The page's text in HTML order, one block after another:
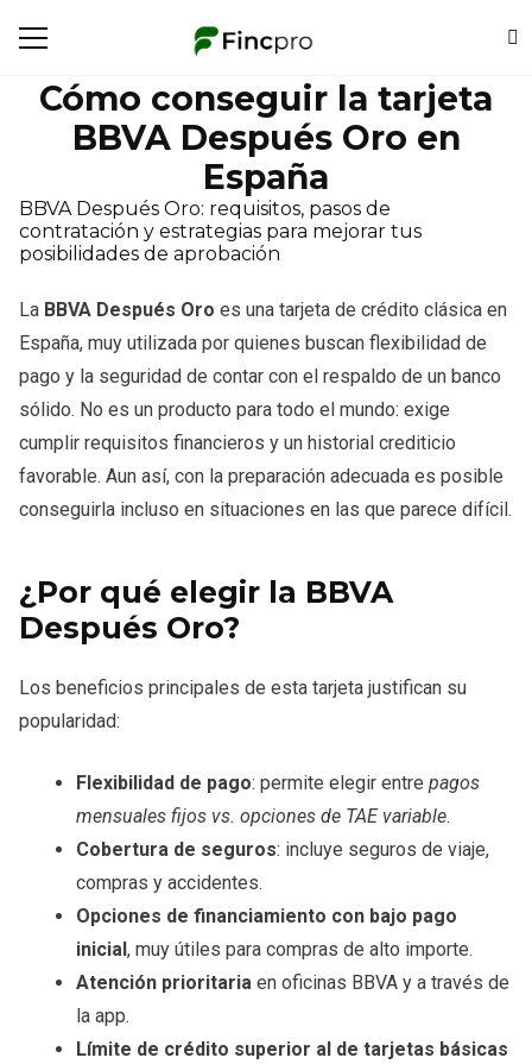
Cómo conseguir la tarjeta
BBVA Después Oro en
España
BBVA Después Oro: requisitos, pasos de
contratación y estrategias para mejorar tus
posibilidades de aprobación
La BBVA Después Oro es una tarjeta de crédito clásica en
España, muy utilizada por quienes buscan flexibilidad de
pago y la seguridad de contar con el respaldo de un banco
sólido. No es un producto para todo el mundo: exige
cumplir requisitos financieros y un historial crediticio
favorable. Aun así, con la preparación adecuada es posible
conseguirla incluso en situaciones en las que parece difícil.
¿Por qué elegir la BBVA
Después Oro?
Los beneficios principales de esta tarjeta justifican su
popularidad:
Flexibilidad de pago: permite elegir entre pagos
mensuales fijos vs. opciones de TAE variable.
Cobertura de seguros: incluye seguros de viaje,
compras y accidentes.
Opciones de financiamiento con bajo pago
inicial, muy útiles para compras de alto importe.
Atención prioritaria en oficinas BBVA y a través de
la app.
Límite de crédito superior al de tarjetas básicas